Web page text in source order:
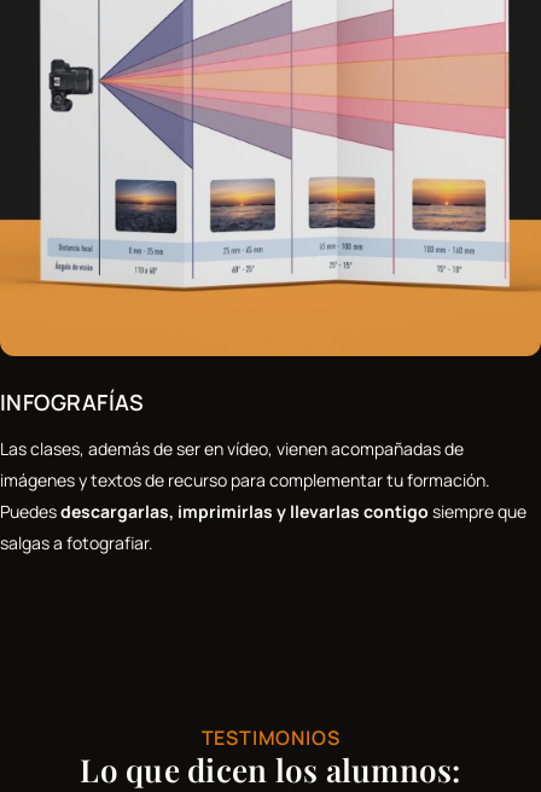
INFOGRAFÍAS
Las clases, además de ser en vídeo, vienen acompañadas de
imágenes y textos de recurso para complementar tu formación.
Puedesdescargarlas, imprimirlas y llevarlas contigo siempre que
salgas a fotografiar.
TESTIMONIOS
Lo que dicen los alumnos: